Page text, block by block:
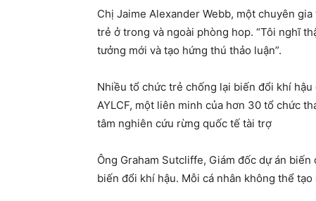
Chị Jaime Alexander Webb, một chuyên
trẻ ở trong và ngoài phòng hop. “Tôi nghĩ
tưởng mới và tạo hứng thú thảo luận”.
Nhiều tổ chức trẻ chống lại biến đổi khí
AYLCF, một liên minh của hơn 30 tổ chức
tâm nghiên cứu rừng quốc tế tài trợ
Ông Graham Sutcliffe, Giám đốc dự án
biến đổi khí hậu. Mỗi cá nhân không thể